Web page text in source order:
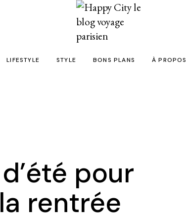
en 24h chrono
filles
LIFESTYLE
Livres
Kids
STYLE
Tattoos
BONS PLANS À PROPOS
pour
rentrée